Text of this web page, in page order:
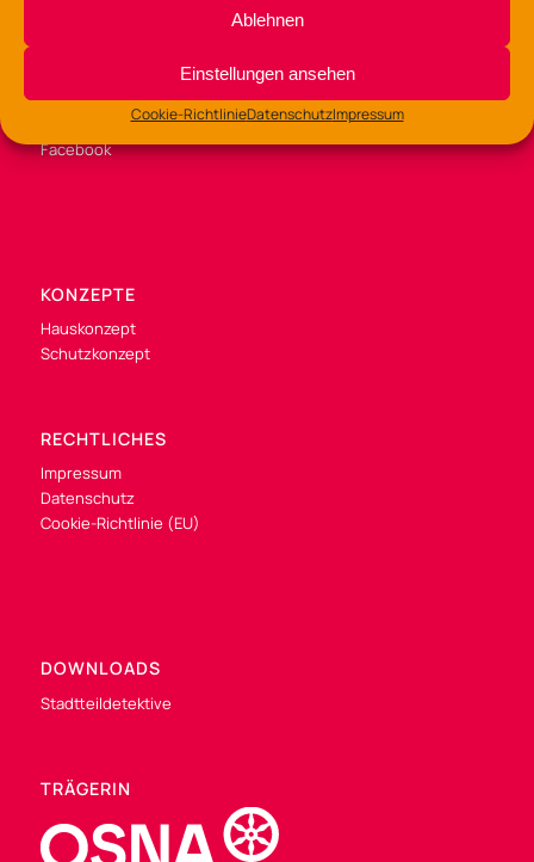
Ablehnen
Einstellungen ansehen
Cookie-RichtlinieDatenschutzImpressum
Facebook
KONZEPTE
Hauskonzept
Schutzkonzept
RECHTLICHES
Impressum
Datenschutz
Cookie-Richtlinie (EU)
DOWNLOADS
Stadtteildetektive
TRÄGERIN